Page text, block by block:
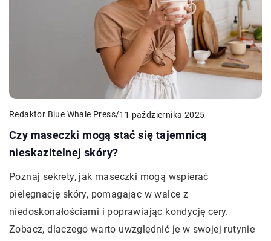
Redaktor Blue Whale Press/11 października 2025
Czy maseczki mogą stać się tajemnicą
nieskazitelnej skóry?
Poznaj sekrety, jak maseczki mogą wspierać
pielęgnację skóry, pomagając w walce z
niedoskonałościami i poprawiając kondycję cery.
Zobacz, dlaczego warto uwzględnić je w swojej rutynie